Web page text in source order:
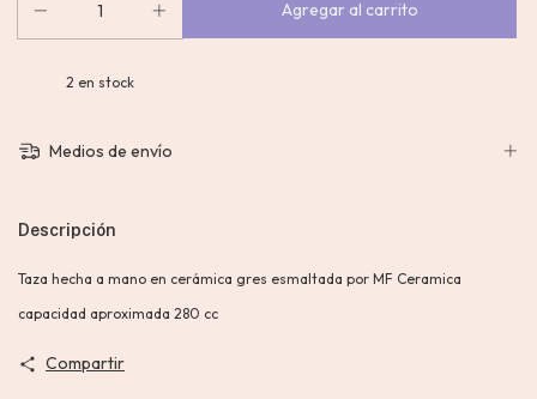
2 en stock
Medios de envío
Descripción
Taza hecha a mano en cerámica gres esmaltada por MF Ceramica
capacidad aproximada 280 cc
Compartir